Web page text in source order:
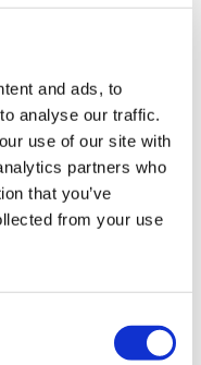
and ads, to
analyse our traffic.
use of our site with
partners who
that you’ve
from your use
page